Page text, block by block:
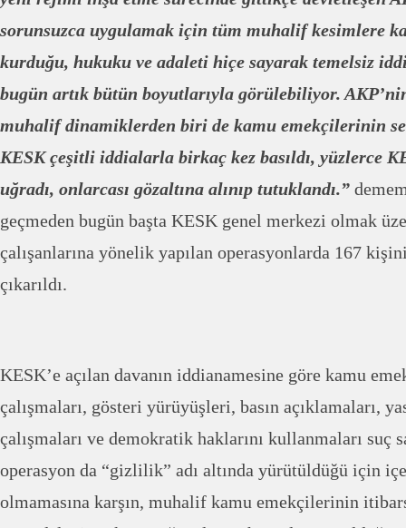
sorunsuzca uygulamak için tüm muhalif kesimlere
kurduğu, hukuku ve adaleti hiçe sayarak temelsiz
bugün artık bütün boyutlarıyla görülebiliyor.
muhalif dinamiklerden biri de kamu emekçilerinin
KESK çeşitli iddialarla birkaç kez basıldı, yüzlerce
uğradı, onlarcası gözaltına alınıp tutuklandı.”
geçmeden bugün başta KESK genel merkezi olmak
çalışanlarına yönelik yapılan operasyonlarda 167
çıkarıldı.
KESK’e açılan davanın iddianamesine göre kamu
çalışmaları, gösteri yürüyüşleri, basın açıklamaları,
çalışmaları ve demokratik haklarını kullanmaları suç
operasyon da “gizlilik” adı altında yürütüldüğü için
olmamasına karşın, muhalif kamu emekçilerinin